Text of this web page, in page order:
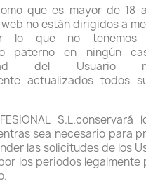
que es mayor de 18
no están dirigidos a
lo que no tenemos
paterno en ningún
del Usuario
actualizados todos
S.L.conservará
sea necesario para
las solicitudes de los
los periodos legalmente